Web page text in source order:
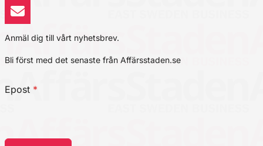
Anmäl dig till vårt nyhetsbrev.
Bli först med det senaste från Affärsstaden.se
Epost *